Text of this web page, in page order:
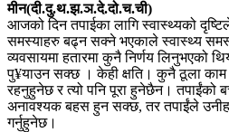
मीन(दी.दु.थ.झ.ञ.दे.दो.च.ची)
आजको दिन तपाईका लागि स्वास्थ्यको
समस्याहरु बढ्न सक्ने भएकाले स्वास्थ्य
व्यवसायमा हतारमा कुनै निर्णय लिनुभएको
पु¥याउन सक्छ । केही क्षति। कुनै ठूला काम
रहनुहुनेछ र त्यो पनि पूरा हुनेछैन। तपाईंको
अनावश्यक बहस हुन सक्छ, तर तपाईंले
गर्नुहुनेछ।